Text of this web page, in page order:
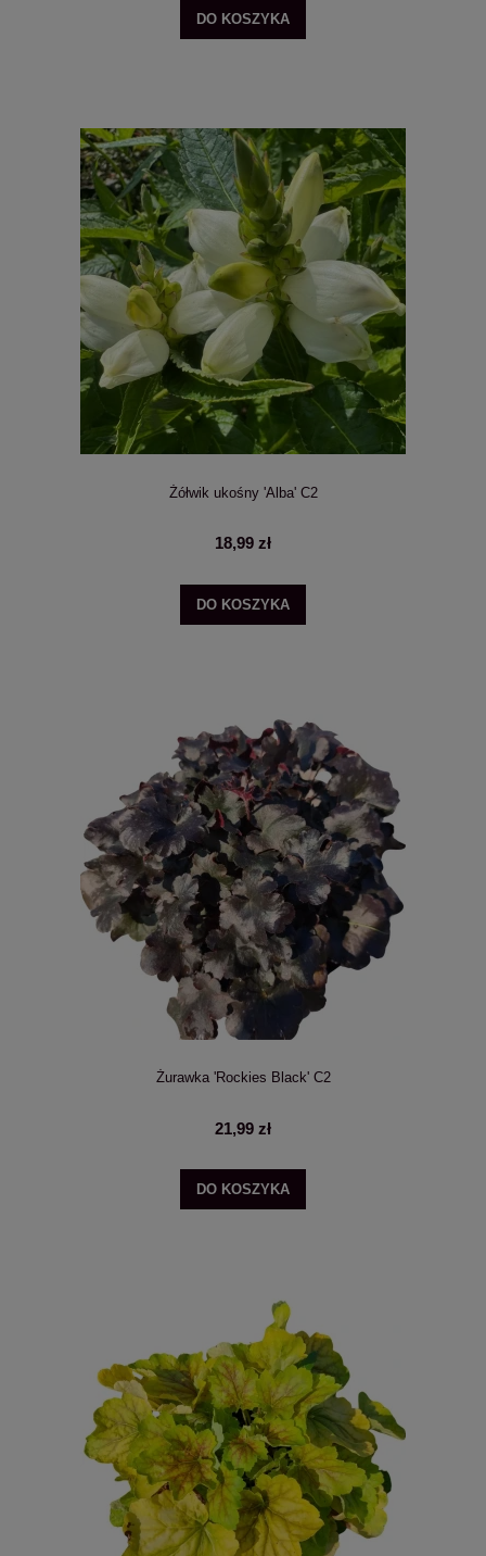
DO KOSZYKA
Żółwik ukośny 'Alba' C2
18,99 zł
DO KOSZYKA
Żurawka 'Rockies Black' C2
21,99 zł
DO KOSZYKA